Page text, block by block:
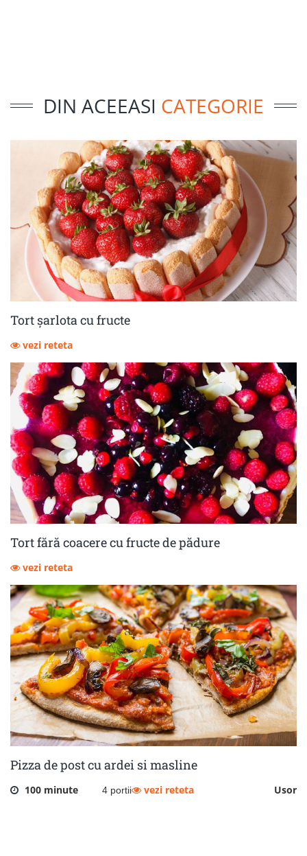
DIN ACEEASI CATEGORIE
Tort șarlota cu fructe
vezi reteta
Tort fără coacere cu fructe de pădure
vezi reteta
Pizza de post cu ardei si masline
100 minute 4 portii Usor
vezi reteta